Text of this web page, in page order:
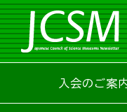
入会のご案